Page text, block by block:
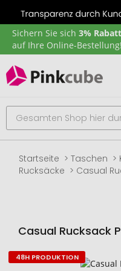
Sichern Sie sich 3% Rabatt
auf Ihre Online-Bestellung!
Startseite Taschen
Rucksäcke
Casual
Casual Rucksack
Zum
48H PRODUKTION